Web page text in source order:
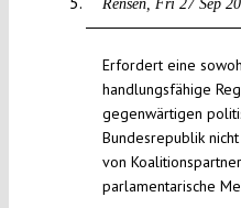
Rensen Fri 27 Sep
Erfordert eine
handlungsfähige
gegenwärtigen
Bundesrepublik
von
parlamentarische